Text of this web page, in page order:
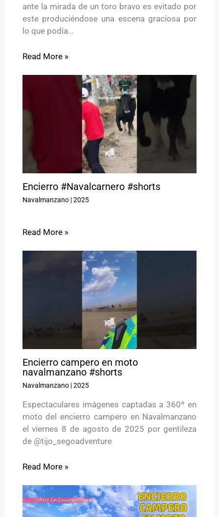
ante la mirada de un toro bravo es evitado por
este produciéndose una escena graciosa por
lo que podía…
Read More »
Encierro #Navalcarnero #shorts
Navalmanzano|2025
Read More »
Encierro campero en moto
navalmanzano #shorts
Navalmanzano|2025
Espectaculares imágenes captadas a 360º en
moto del encierro campero en Navalmanzano
el viernes 8 de agosto de 2025 por gentileza
de @tijo_segoadventure
Read More »